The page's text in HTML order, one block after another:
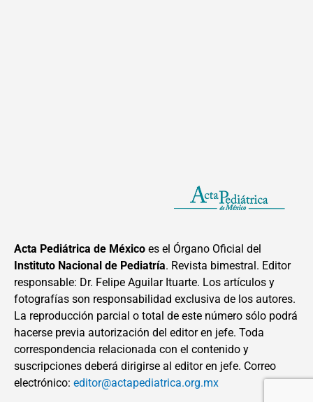
Acta Pediátrica de México es el Órgano Oficial del
Instituto Nacional de Pediatría. Revista bimestral. Editor
responsable: Dr. Felipe Aguilar Ituarte. Los artículos y
fotografías son responsabilidad exclusiva de los autores.
La reproducción parcial o total de este número sólo podrá
hacerse previa autorización del editor en jefe. Toda
correspondencia relacionada con el contenido y
suscripciones deberá dirigirse al editor en jefe. Correo
electrónico: editor@actapediatrica.org.mx